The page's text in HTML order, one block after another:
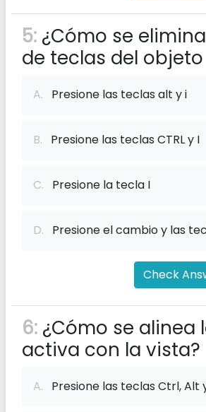
5: ¿Cómo se
de teclas del
A. Presione las teclas alt y i
B. Presione las teclas CTRL y I
C. Presione la tecla I
D. Presione el cambio y las
Check
6: ¿Cómo se alinea
activa con la vista?
A. Presione las teclas Ctrl, Alt